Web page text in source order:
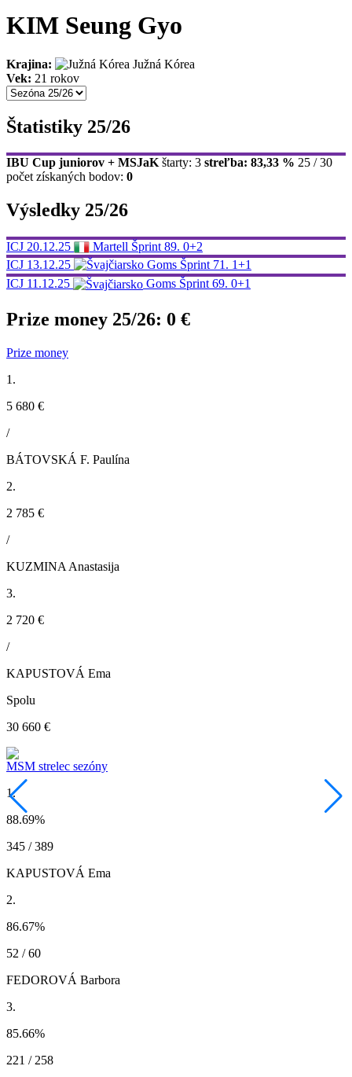
KIM Seung Gyo
Krajina:
Južná Kórea
Vek: 21 rokov
Štatistiky 25/26
IBU Cup juniorov + MSJaK štarty: 3 streľba: 83,33 % 25 / 30
počet získaných bodov: 0
Výsledky 25/26
ICJ 20.12.25 Martell Šprint 89. 0+2
ICJ 13.12.25 Goms Šprint 71. 1+1
ICJ 11.12.25 Goms Šprint 69. 0+1
Prize money 25/26: 0 €
Prize money
1.
5 680 €
/
BÁTOVSKÁ F. Paulína
2.
2 785 €
/
KUZMINA Anastasija
3.
2 720 €
/
KAPUSTOVÁ Ema
Spolu
30 660 €
MSM strelec sezóny
1.
88.69%
345 / 389
KAPUSTOVÁ Ema
2.
86.67%
52 / 60
FEDOROVÁ Barbora
3.
85.66%
221 / 258